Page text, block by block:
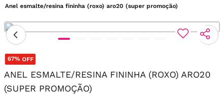
Anel esmalte/resina fininha (roxo) aro20 (super promoção)
67% OFF
ANEL ESMALTE/RESINA FININHA (ROXO) ARO20
(SUPER PROMOÇÃO)